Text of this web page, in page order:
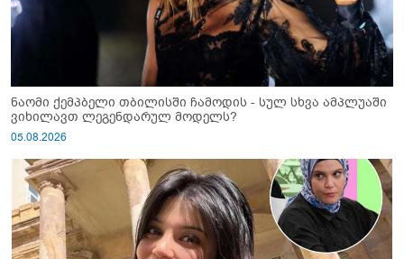
ნაომი ქემპბელი თბილისში ჩამოდის - სულ სხვა ამპლუაში
ვიხილავთ ლეგენდარულ მოდელს?
05.08.2026